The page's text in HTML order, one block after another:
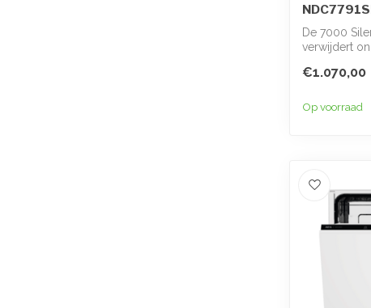
De 7000
verwijdert
€1.070,00
Op voorraad